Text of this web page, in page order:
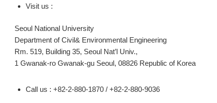
Visit us :
Seoul National University
Department of Civil& Environmental Engineering
Rm. 519, Building 35, Seoul Nat’l Univ.,
1 Gwanak-ro Gwanak-gu Seoul, 08826 Republic of Korea
Call us : +82-2-880-1870 / +82-2-880-9036